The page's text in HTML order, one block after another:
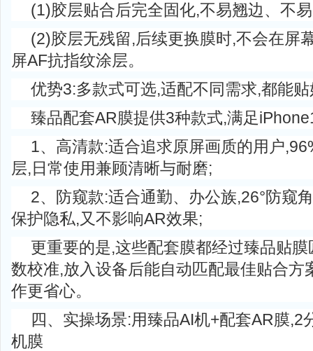
(1)胶层贴合后完全固化,不易翘边、不
(2)胶层无残留,后续更换膜时,不会在屏
屏AF抗指纹涂层。
优势3:多款式可选,适配不同需求,都能贴
臻品配套AR膜提供3种款式,满足
1、高清款:适合追求原屏画质的用户
层,日常使用兼顾清晰与耐磨;
2、防窥款:适合通勤、办公族,26°防窥
保护隐私,又不影响AR效果;
更重要的是,这些配套膜都经过臻品贴
数校准,放入设备后能自动匹配最佳贴合方
作更省心。
四、实操场景:用臻品AI机+配套AR膜,2
机膜